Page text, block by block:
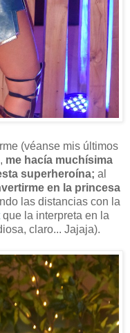
(véanse mis últimos
me hacía muchísima
superheroína; al
en la princesa
las distancias con la
que la interpreta en la
claro... Jajaja).